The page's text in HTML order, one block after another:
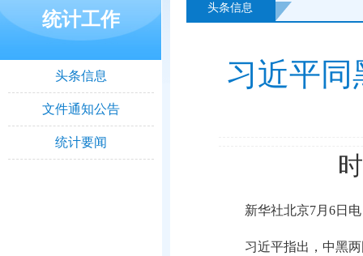
统计工作
头条信息
文件通知公告
统计要闻
头条信息
习近平
新华社北京7月6日
习近平指出，中黑